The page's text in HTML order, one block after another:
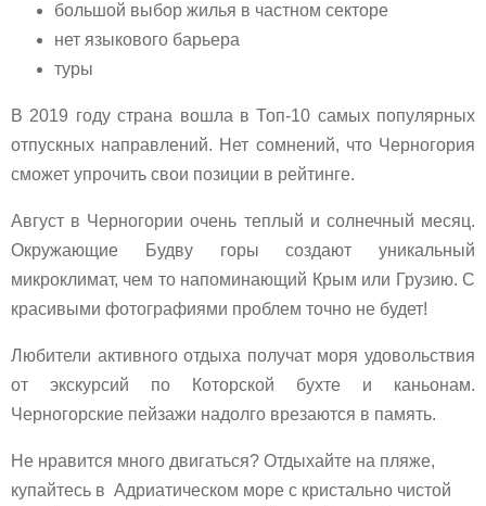
большой выбор жилья в частном секторе
нет языкового барьера
туры
В 2019 году страна вошла в Топ-10 самых популярных
отпускных направлений. Нет сомнений, что Черногория
сможет упрочить свои позиции в рейтинге.
Август в Черногории очень теплый и солнечный месяц.
Окружающие Будву горы создают уникальный
микроклимат, чем то напоминающий Крым или Грузию. С
красивыми фотографиями проблем точно не будет!
Любители активного отдыха получат моря удовольствия
от экскурсий по Которской бухте и каньонам.
Черногорские пейзажи надолго врезаются в память.
Не нравится много двигаться? Отдыхайте на пляже,
купайтесь в Адриатическом море с кристально чистой